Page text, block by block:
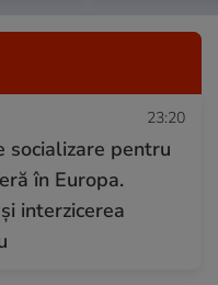
23:20
socializare pentru
în Europa.
interzicerea